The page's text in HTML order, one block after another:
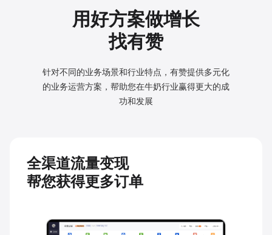
用好方案做增长
找有赞
针对不同的业务场景和行业特点，有赞提供多元化
的业务运营方案，帮助您在牛奶行业赢得更大的成
功和发展
全渠道流量变现
帮您获得更多订单